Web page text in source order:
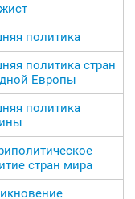
политика
политика стран
Европы
политика
стран мира